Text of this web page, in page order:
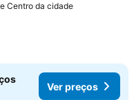
Centro da cidade
Ver preços